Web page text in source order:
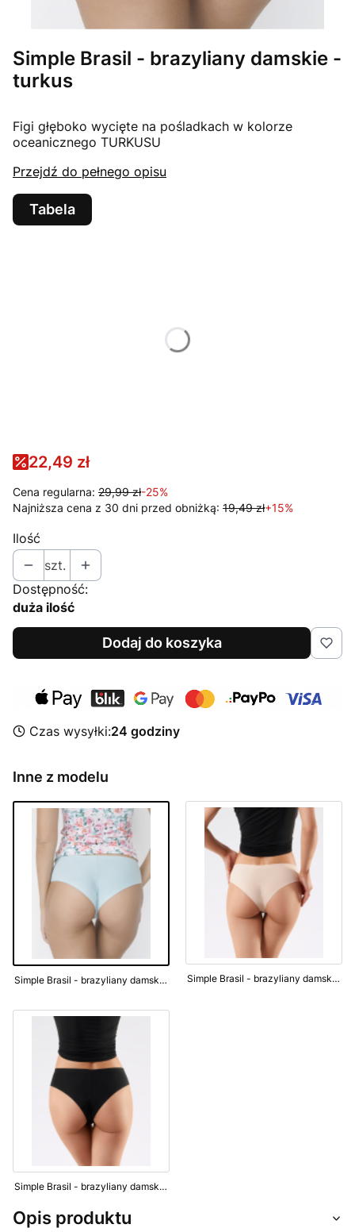
Simple Brasil - brazyliany damskie -
turkus
Figi głęboko wycięte na pośladkach w kolorze
oceanicznego TURKUSU
Przejdź do pełnego opisu
Tabela
22,49 zł
Cena regularna: 29,99 zł-25%
Najniższa cena z 30 dni przed obniżką: 19,49 zł+15%
Ilość
szt.
Dostępność:
duża ilość
Dodaj do koszyka
Czas wysyłki:24 godziny
Inne z modelu
Simple Brasil - brazyliany damskie - turkus Simple Brasil - brazyliany damskie - beż
Simple Brasil - brazyliany damskie - czarne
Opis produktu